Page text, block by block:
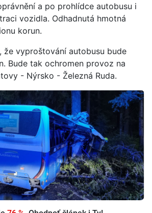
a po prohlídce autobusu i
vozidla. Odhadnutá hmotná
korun.
že vyproštování autobusu bude
Bude tak ochromen provoz na
- Nýrsko - Železná Ruda.